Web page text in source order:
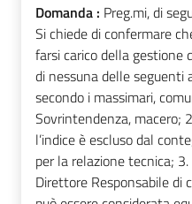
Domanda : Preg.mi, di
Si chiede di confermare
farsi carico della gestione
di nessuna delle
secondo i massimari,
Sovrintendenza, macero;
l’indice è escluso dal
per la relazione tecnica;
Direttore Responsabile di